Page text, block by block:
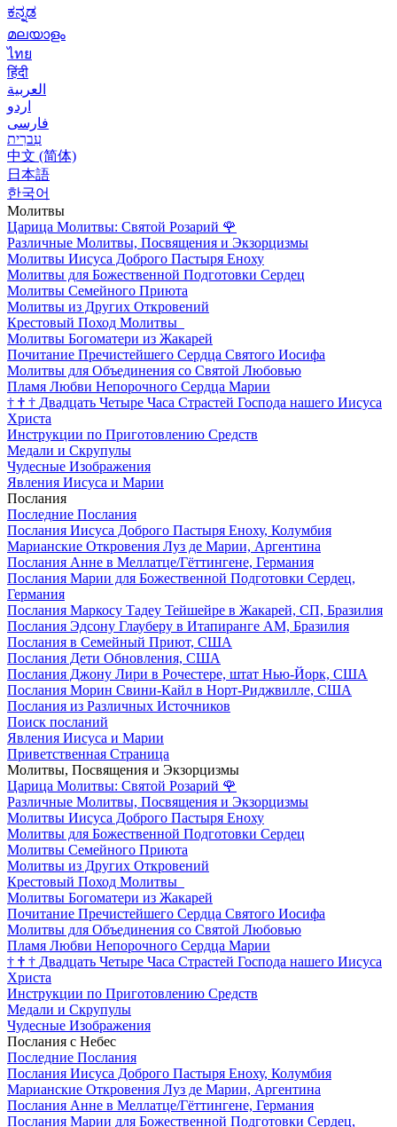
ಕನ್ನಡ
മലയാളം
ไทย
हिंदी
العربية
اردو
فارسی
עִברִית
中文 (简体)
日本語
한국어
Молитвы
Царица Молитвы: Святой Розарий 🌹
Различные Молитвы, Посвящения и Экзорцизмы
Молитвы Иисуса Доброго Пастыря Еноху
Молитвы для Божественной Подготовки Сердец
Молитвы Семейного Приюта
Молитвы из Других Откровений
Крестовый Поход Молитвы
Молитвы Богоматери из Жакарей
Почитание Пречистейшего Сердца Святого Иосифа
Молитвы для Объединения со Святой Любовью
Пламя Любви Непорочного Сердца Марии
† † † Двадцать Четыре Часа Страстей Господа нашего Иисуса
Христа
Инструкции по Приготовлению Средств
Медали и Скрупулы
Чудесные Изображения
Явления Иисуса и Марии
Послания
Последние Послания
Послания Иисуса Доброго Пастыря Еноху, Колумбия
Марианские Откровения Луз де Марии, Аргентина
Послания Анне в Меллатце/Гёттингене, Германия
Послания Марии для Божественной Подготовки Сердец,
Германия
Послания Маркосу Тадеу Тейшейре в Жакарей, СП, Бразилия
Послания Эдсону Глауберу в Итапиранге AM, Бразилия
Послания в Семейный Приют, США
Послания Дети Обновления, США
Послания Джону Лири в Рочестере, штат Нью-Йорк, США
Послания Морин Свини-Кайл в Норт-Риджвилле, США
Послания из Различных Источников
Поиск посланий
Явления Иисуса и Марии
Приветственная Страница
Молитвы, Посвящения и Экзорцизмы
Царица Молитвы: Святой Розарий 🌹
Различные Молитвы, Посвящения и Экзорцизмы
Молитвы Иисуса Доброго Пастыря Еноху
Молитвы для Божественной Подготовки Сердец
Молитвы Семейного Приюта
Молитвы из Других Откровений
Крестовый Поход Молитвы
Молитвы Богоматери из Жакарей
Почитание Пречистейшего Сердца Святого Иосифа
Молитвы для Объединения со Святой Любовью
Пламя Любви Непорочного Сердца Марии
† † † Двадцать Четыре Часа Страстей Господа нашего Иисуса
Христа
Инструкции по Приготовлению Средств
Медали и Скрупулы
Чудесные Изображения
Послания с Небес
Последние Послания
Послания Иисуса Доброго Пастыря Еноху, Колумбия
Марианские Откровения Луз де Марии, Аргентина
Послания Анне в Меллатце/Гёттингене, Германия
Послания Марии для Божественной Подготовки Сердец,